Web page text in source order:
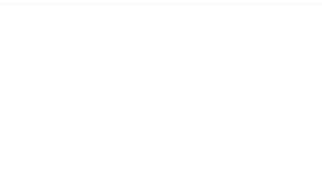
பெண் வீட்டாருக்கு 100% இலவச திருமண சேவை! வாட்ஸப் எண்: